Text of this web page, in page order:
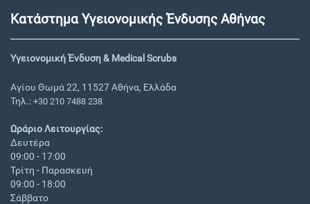
Κατάστημα Υγειονομικής Ένδυσης Αθήνας
Υγειονομική Ένδυση & Medical Scrubs
Αγίου Θωμά 22, 11527 Αθήνα, Ελλάδα
Τηλ.: +30 210 7488 238
Ωράριο Λειτουργίας:
Δευτέρα
09:00 - 17:00
Τρίτη - Παρασκευή
09:00 - 18:00
Σάββατο